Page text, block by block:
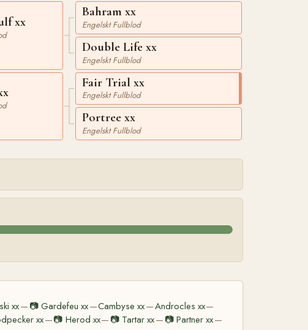
xx
Bahram xx
Engelskt Fullblod
Double Life xx
Engelskt Fullblod
Fair Trial xx
Engelskt Fullblod
Portree xx
Engelskt Fullblod
xx— 📷Gardefeu xx—Cambyse xx—Androcles xx—
xx—📷 Herod xx— 📷 Tartar xx— 📷Partner xx—